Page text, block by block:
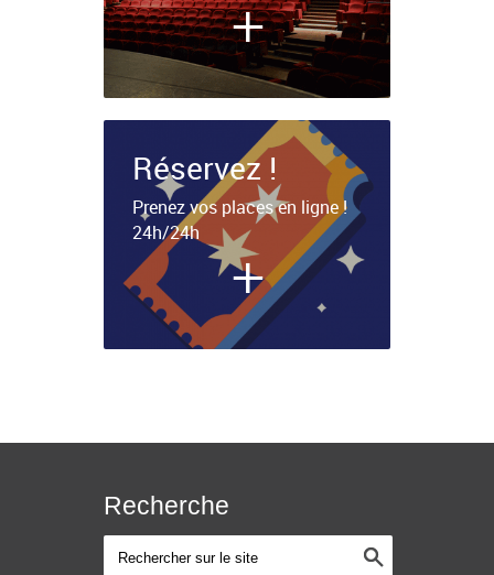
+
Réservez !
Prenez vos places en ligne !
24h/24h
+
Recherche